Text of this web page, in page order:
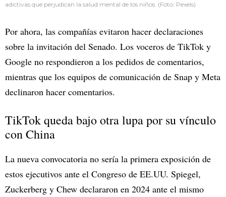
adictivas que perjudican la salud mental de los niños. (Foto: Pexels)
Por ahora, las compañías evitaron hacer declaraciones
sobre la invitación del Senado. Los voceros de TikTok y
Google no respondieron a los pedidos de comentarios,
mientras que los equipos de comunicación de Snap y Meta
declinaron hacer comentarios.
TikTok queda bajo otra lupa por su vínculo
con China
La nueva convocatoria no sería la primera exposición de
estos ejecutivos ante el Congreso de EE.UU. Spiegel,
Zuckerberg y Chew declararon en 2024 ante el mismo